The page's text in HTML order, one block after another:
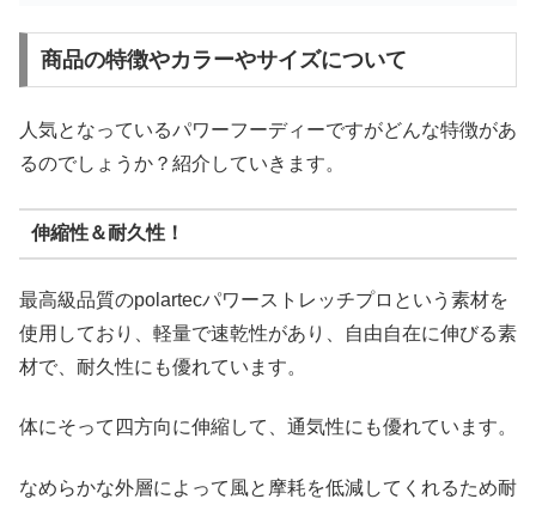
商品の特徴やカラーやサイズについて
人気となっているパワーフーディーですがどんな特徴があ
るのでしょうか？紹介していきます。
伸縮性＆耐久性！
最高級品質のpolartecパワーストレッチプロという素材を
使用しており、軽量で速乾性があり、自由自在に伸びる素
材で、耐久性にも優れています。
体にそって四方向に伸縮して、通気性にも優れています。
なめらかな外層によって風と摩耗を低減してくれるため耐